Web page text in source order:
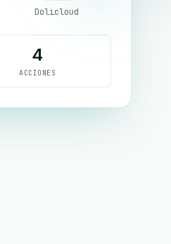
Dolicloud
4
ACCIONES